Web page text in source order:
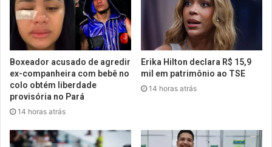
Boxeador acusado de agredir
ex-companheira com bebê no
colo obtém liberdade
provisória no Pará
14 horas atrás
Erika Hilton declara R$ 15,9
mil em patrimônio ao TSE
14 horas atrás